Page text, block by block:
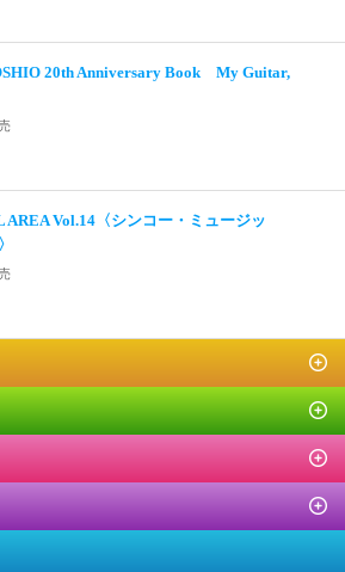
20th Anniversary Book My Guitar,
AREA Vol.14〈シンコー・ミュージッ